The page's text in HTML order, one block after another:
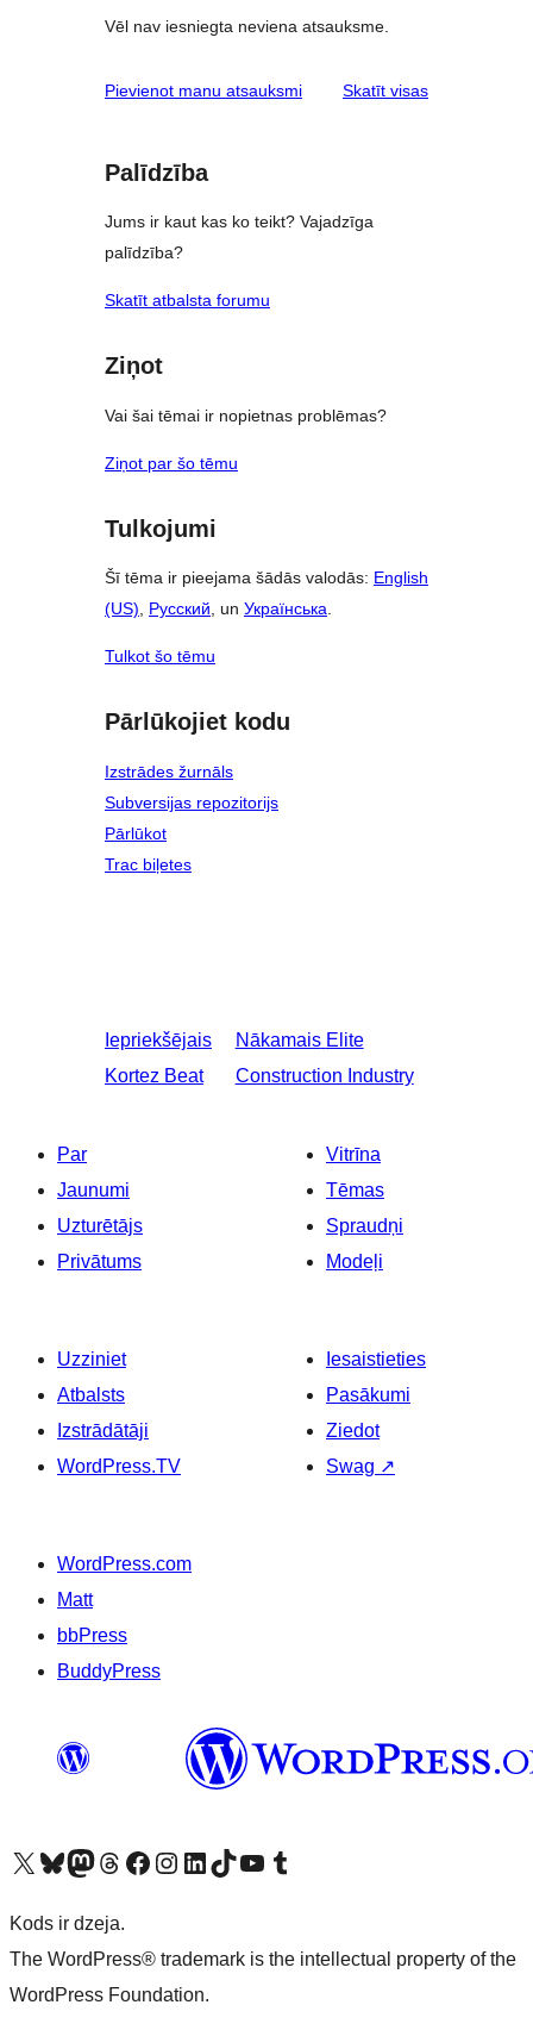
Vēl nav iesniegta neviena atsauksme.
Pievienot manu atsauksmi Skatīt visasatsauksmes
Palīdzība
Jums ir kaut kas ko teikt? Vajadzīga
palīdzība?
Skatīt atbalsta forumu
Ziņot
Vai šai tēmai ir nopietnas problēmas?
Ziņot par šo tēmu
Tulkojumi
Šī tēma ir pieejama šādās valodās: English
(US), Русский, un Українська.
Tulkot šo tēmu
Pārlūkojiet kodu
Izstrādes žurnāls
Subversijas repozitorijs
Pārlūkot
Trac biļetes
Iepriekšējais
Kortez Beat
Nākamais Elite
Construction Industry
Par
Jaunumi
Uzturētājs
Privātums
Vitrīna
Tēmas
Spraudņi
Modeļi
Uzziniet
Atbalsts
Izstrādātāji
WordPress.TV
Iesaistieties
Pasākumi
Ziedot
Swag ↗
WordPress.com
Matt
bbPress
BuddyPress
Apmeklējiet mūsu X (agrāk Twitter) kontu
Apmeklējiet mūsu Bluesky kontu
Apmeklējiet mūsu Mastodon kontu
Apmeklējiet mūsu Threads kontu
Apmeklējiet mūsu Facebook lapuApmeklējiet mūsu Instagram kontu
Apmeklējiet mūsu LinkedIn kontu
Apmeklējiet mūsu TikTok kontu
Apmeklējiet mūsu YouTube kanālu
Apmeklējiet mūsu Tumblr kontu
Kods ir dzeja.
The WordPress® trademark is the intellectual property of the
WordPress Foundation.